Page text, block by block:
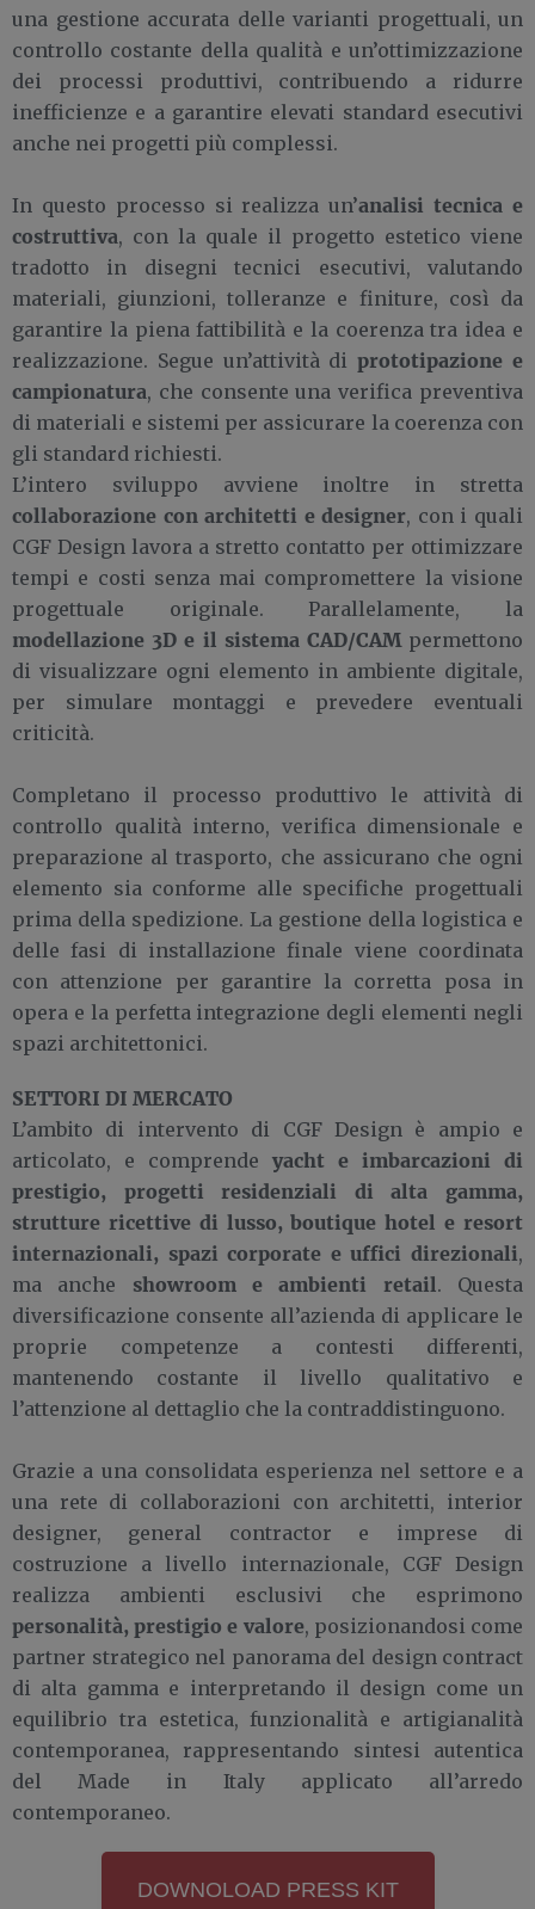
una gestione accurata delle varianti progettuali, un
controllo costante della qualità e un’ottimizzazione
dei processi produttivi, contribuendo a ridurre
inefficienze e a garantire elevati standard esecutivi
anche nei progetti più complessi.
In questo processo si realizza un’analisi tecnica e
costruttiva, con la quale il progetto estetico viene
tradotto in disegni tecnici esecutivi, valutando
materiali, giunzioni, tolleranze e finiture, così da
garantire la piena fattibilità e la coerenza tra idea e
realizzazione. Segue un’attività diprototipazione e
campionatura, che consente una verifica preventiva
di materiali e sistemi per assicurare la coerenza con
gli standard richiesti.
L’intero sviluppo avviene inoltre in stretta
collaborazione con architetti e designer, con i quali
CGF Design lavora a stretto contatto per ottimizzare
tempi e costi senza mai compromettere la visione
progettuale originale. Parallelamente, la
modellazione 3D e il sistema CAD/CAMpermettono
di visualizzare ogni elemento in ambiente digitale,
per simulare montaggi e prevedere eventuali
criticità.
Completano il processo produttivo le attività di
controllo qualità interno, verifica dimensionale e
preparazione al trasporto, che assicurano che ogni
elemento sia conforme alle specifiche progettuali
prima della spedizione. La gestione della logistica e
delle fasi di installazione finale viene coordinata
con attenzione per garantire la corretta posa in
opera e la perfetta integrazione degli elementi negli
spazi architettonici.
SETTORI DI MERCATO
L’ambito di intervento di CGF Design è ampio e
articolato, e comprende yacht e imbarcazioni di
prestigio, progetti residenziali di alta gamma,
strutture ricettive di lusso, boutique hotel e resort
internazionali, spazi corporate e uffici direzionali,
ma anche showroom e ambienti retail. Questa
diversificazione consente all’azienda di applicare le
proprie competenze a contesti differenti,
mantenendo costante il livello qualitativo e
l’attenzione al dettaglio che la contraddistinguono.
Grazie a una consolidata esperienza nel settore e a
una rete di collaborazioni con architetti, interior
designer, general contractor e imprese di
costruzione a livello internazionale, CGF Design
realizza ambienti esclusivi che esprimono
personalità, prestigio e valore, posizionandosi come
partner strategico nel panorama del design contract
di alta gamma e interpretando il design come un
equilibrio tra estetica, funzionalità e artigianalità
contemporanea, rappresentando sintesi autentica
del Made in Italy applicato all’arredo
contemporaneo.
DOWNOLOAD PRESS KIT